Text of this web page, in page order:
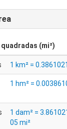
(mi²)
1 km² =
1 hm² =
1 dam² =
05 mi²